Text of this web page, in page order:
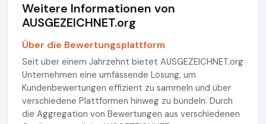
Weitere Informationen von
AUSGEZEICHNET.org
Über die Bewertungsplattform
Seit über einem Jahrzehnt bietet AUSGEZEICHNET.org
Unternehmen eine umfassende Lösung, um
Kundenbewertungen effizient zu sammeln und über
verschiedene Plattformen hinweg zu bündeln. Durch
die Aggregation von Bewertungen aus verschiedenen